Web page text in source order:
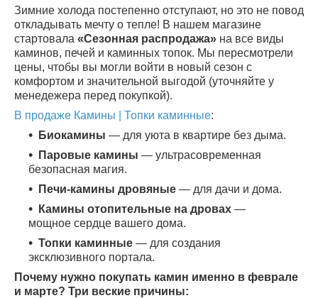
Зимние холода постепенно отступают, но это не повод
откладывать мечту о тепле! В нашем магазине
стартовала «Сезонная распродажа» на все виды
каминов, печей и каминных топок. Мы пересмотрели
цены, чтобы вы могли войти в новый сезон с
комфортом и значительной выгодой (уточняйте у
менедежера перед покупкой).
В продаже Камины | Топки каминные:
Биокамины — для уюта в квартире без дыма.
Паровые камины — ультрасовременная
безопасная магия.
Печи-камины дровяные — для дачи и дома.
Камины отопительные на дровах —
мощное сердце вашего дома.
Топки каминные — для создания
эксклюзивного портала.
Почему нужно покупать камин именно в феврале
и марте? Три веские причины: